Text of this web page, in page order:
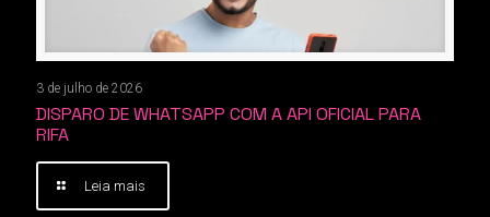
3 de julho de 2026
DISPARO DE WHATSAPP COM A API OFICIAL PARA
RIFA
Leia mais